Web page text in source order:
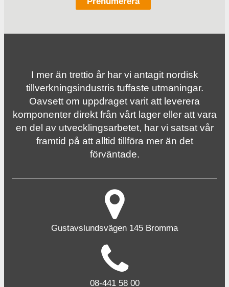
I mer än trettio år har vi antagit nordisk
tillverknings­industris tuffaste utmaningar.
Oavsett om uppdraget varit att leverera
komponenter direkt från vårt lager eller att vara
en del av utvecklingsarbetet, har vi satsat vår
framtid på att alltid tillföra mer än det
förväntade.
Gustavslundsvägen 145 Bromma
08-441 58 00